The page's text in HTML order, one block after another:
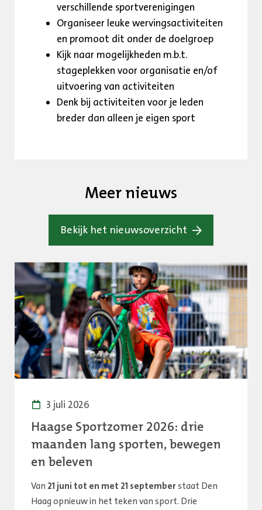
verschillende sportverenigingen
Organiseer leuke wervingsactiviteiten
en promoot dit onder de doelgroep
Kijk naar mogelijkheden m.b.t.
stageplekken voor organisatie en/of
uitvoering van activiteiten
Denk bij activiteiten voor je leden
breder dan alleen je eigen sport
Meer nieuws
Bekijk het nieuwsoverzicht
3 juli 2026
Haagse Sportzomer 2026: drie
maanden lang sporten, bewegen
en beleven
Van 21 juni tot en met 21 september staat Den
Haag opnieuw in het teken van sport. Drie